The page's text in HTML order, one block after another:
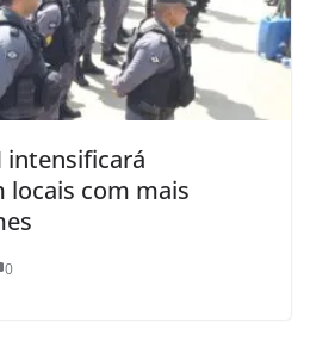
intensificará
locais com mais
0